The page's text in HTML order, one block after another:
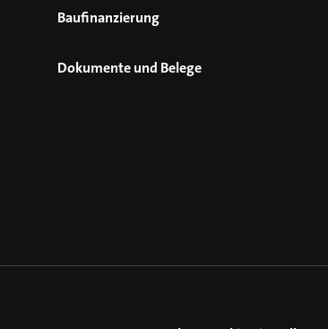
Baufinanzierung
Dokumente und Belege